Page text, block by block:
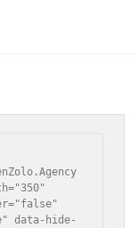
data-hide-